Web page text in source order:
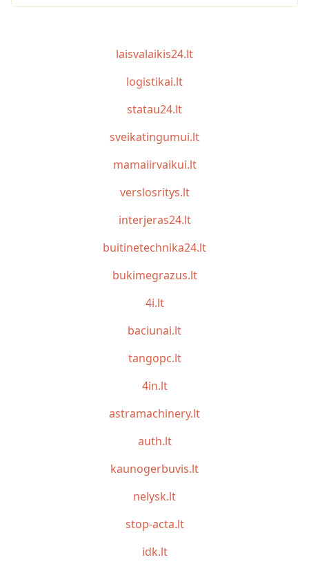
laisvalaikis24.lt
logistikai.lt
statau24.lt
sveikatingumui.lt
mamaiirvaikui.lt
verslosritys.lt
interjeras24.lt
buitinetechnika24.lt
bukimegrazus.lt
4i.lt
baciunai.lt
tangopc.lt
4in.lt
astramachinery.lt
auth.lt
kaunogerbuvis.lt
nelysk.lt
stop-acta.lt
idk.lt